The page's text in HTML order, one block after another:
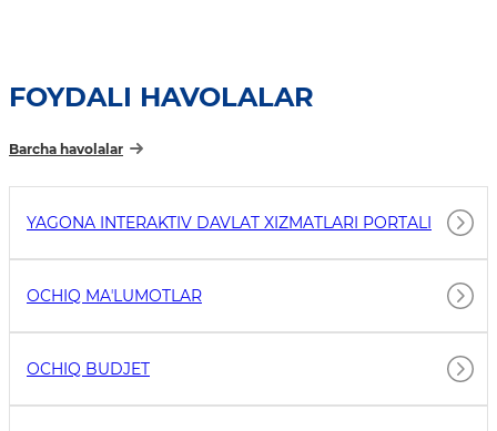
FOYDALI HAVOLALAR
Barcha havolalar
YAGONA INTERAKTIV DAVLAT XIZMATLARI PORTALI
OCHIQ MAʼLUMOTLAR
OCHIQ BUDJET